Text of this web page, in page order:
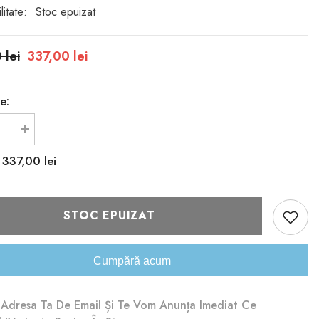
Stoc epuizat
lei 337,00 lei
Creșteți
cantitatea
pentru
Geanta
203
337,00 lei
STOC EPUIZAT
Cumpără acum
Ta De Email Și Te Vom Anunța Imediat Ce